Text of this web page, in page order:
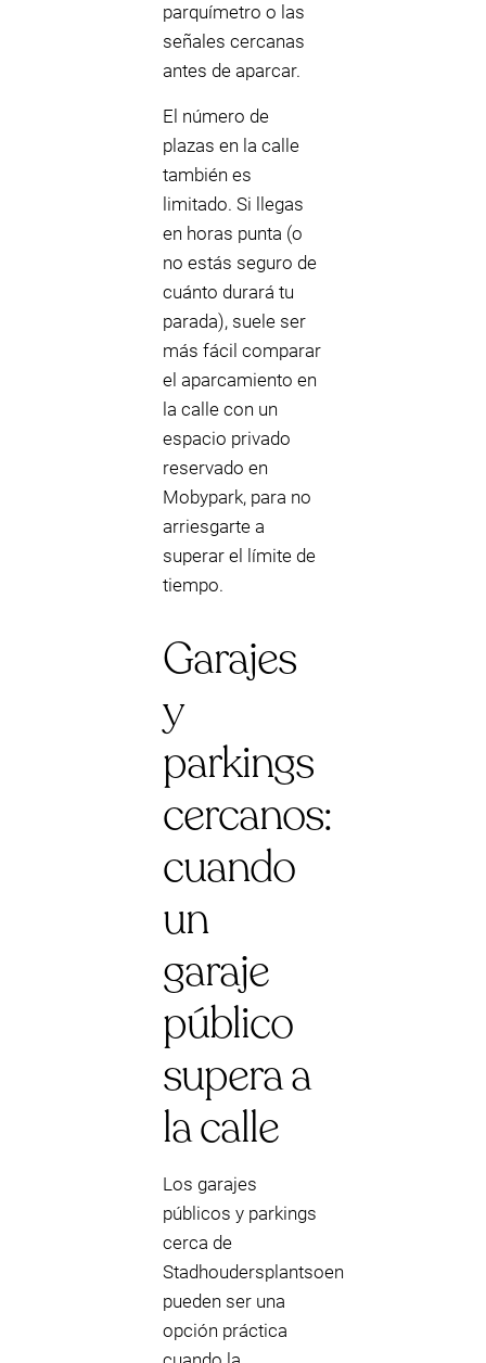
parquímetro o las
señales cercanas
antes de aparcar.
El número de
plazas en la calle
también es
limitado. Si llegas
en horas punta (o
no estás seguro de
cuánto durará tu
parada), suele ser
más fácil comparar
el aparcamiento en
la calle con un
espacio privado
reservado en
Mobypark, para no
arriesgarte a
superar el límite de
tiempo.
Garajes
y
parkings
cercanos:
cuando
un
garaje
público
supera a
la calle
Los garajes
públicos y parkings
cerca de
Stadhoudersplantsoen
pueden ser una
opción práctica